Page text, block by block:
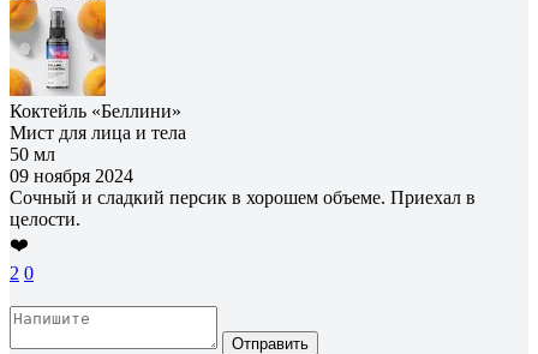
Коктейль «Беллини»
Мист для лица и тела
50 мл
09 ноября 2024
Сочный и сладкий персик в хорошем объеме. Приехал в
целости.
❤️
2 0
Отправить